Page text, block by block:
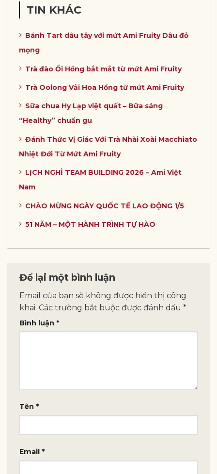
TIN KHÁC
Bánh Tart dâu tây với mứt Ami Fruity Dâu đỏ
mọng
Trà đào Ổi Hồng bắt mắt từ mứt Ami Fruity
Trà Oolong Vải Hoa Hồng từ mứt Ami Fruity
Sữa chua Hy Lạp việt quất – Bữa sáng
“Healthy” chuẩn gu
Đánh Thức Vị Giác Với Trà Nhài Xoài Macchiato
Nhiệt Đới Từ Mứt Ami Fruity
LỊCH NGHỈ TEAM BUILDING 2026 – Ami Việt
Nam
CHÀO MỪNG NGÀY QUỐC TẾ LAO ĐỘNG 1/5
51 NĂM – MỘT HÀNH TRÌNH TỰ HÀO
Để lại một bình luận
Email của bạn sẽ không được hiển thị công
khai. Các trường bắt buộc được đánh dấu *
Bình luận *
Tên *
Email *